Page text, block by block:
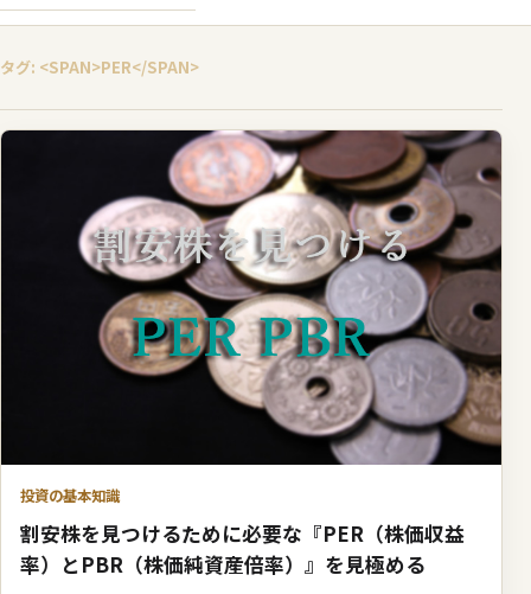
タグ: <SPAN>PER</SPAN>
投資の基本知識
割安株を見つけるために必要な『PER（株価収益
率）とPBR（株価純資産倍率）』を見極める